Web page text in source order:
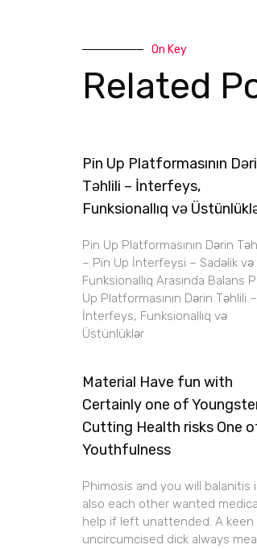
On Key
Related
Pin Up Platformasının
Təhlili – İnterfeys,
Funksionallıq və
Pin Up Platformasının Dərin
– Pin Up İnterfeysi – Sadəlik və
Funksionallıq Arasında Balans
Up Platformasının Dərin Təhlili –
İnterfeys, Funksionallıq və
Üstünlüklər
Material Have fun with
Certainly one of
Cutting Health risks One
Youthfulness
Phimosis and you will balanitis
also each other wanted
help if left unattended. A keen
uncircumcised dick always